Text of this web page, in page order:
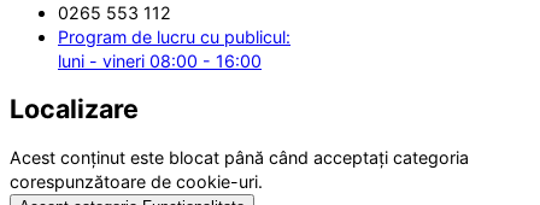
0265 553 112
Program de lucru cu publicul:
luni - vineri 08:00 - 16:00
Localizare
Acest conținut este blocat până când acceptați categoria
corespunzătoare de cookie-uri.